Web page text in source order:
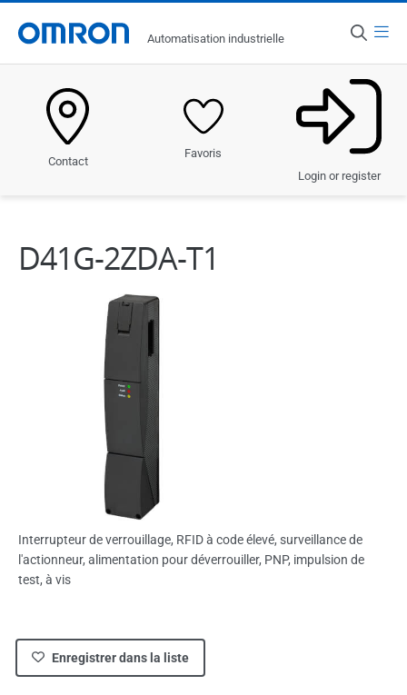
Automatisation industrielle
Contact
Favoris
Login or register
France
Produits
Services et assistance
D41G-2ZDA-T1
Interrupteur de verrouillage, RFID à code élevé, surveillance de
l'actionneur, alimentation pour déverrouiller, PNP, impulsion de
test, à vis
Enregistrer dans la liste